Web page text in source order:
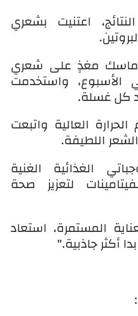
اعتنيت بشعري
مغذٍ على شعري
واستخدمت
كل غسلة.
العالية واتبعت
اللطيفة.
الغذائية الغنية
لتعزيز صحة
المستمرة، استعاد
أكثر جاذبية."